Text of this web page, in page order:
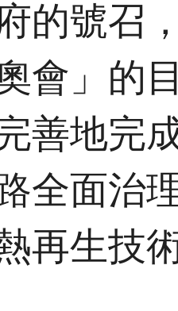
的號召
會」的
善地完
全面治
再生技